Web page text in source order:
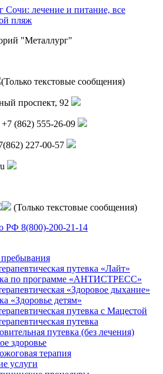
"Металлург"
(Только текстовые сообщения)
проспект, 92
+7 (862) 555-26-09
227-00-57
(Только текстовые сообщения)
РФ 8(800)-200-21-14
путевка «Лайт»
по программе «АНТИСТРЕСС»
«Здоровое дыхание»
«Здоровье детям»
путевка с Мацестой
путевка
путевка (без лечения)
здоровье
терапия
услуги